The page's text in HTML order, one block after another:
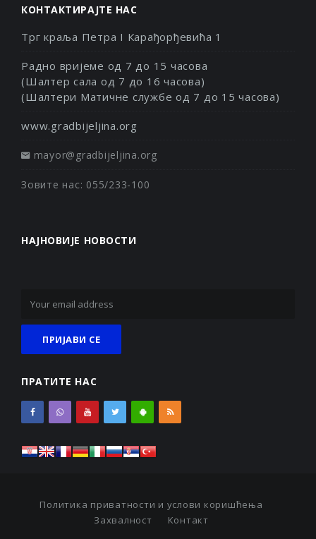
КОНТАКТИРАЈТЕ НАС
Трг краља Петра I Карађорђевића 1
Радно вријеме од 7 до 15 часова
(Шалтер сала од 7 до 16 часова)
(Шалтери Матичне службе од 7 до 15 часова)
www.gradbijeljina.org
mayor@gradbijeljina.org
Зовите нас: 055/233-100
НАЈНОВИЈЕ НОВОСТИ
ПРАТИТЕ НАС
Политика приватности и услови коришћења
Захвалност
Контакт